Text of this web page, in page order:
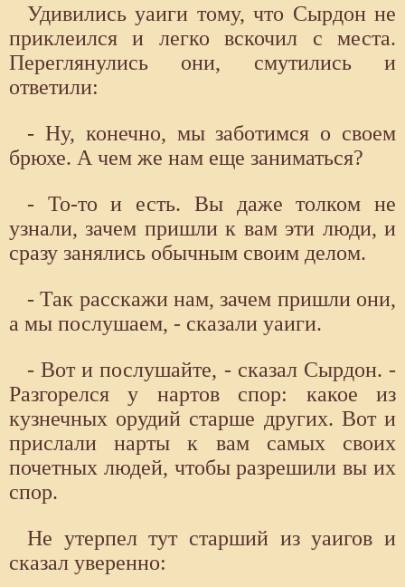
Удивились уаиги тому, что Сырдон не
приклеился и легко вскочил с места.
Переглянулись они, смутились и
ответили:
- Ну, конечно, мы заботимся о своем
брюхе. А чем же нам еще заниматься?
- То-то и есть. Вы даже толком не
узнали, зачем пришли к вам эти люди, и
сразу занялись обычным своим делом.
- Так расскажи нам, зачем пришли они,
а мы послушаем, - сказали уаиги.
- Вот и послушайте, - сказал Сырдон. -
Разгорелся у нартов спор: какое из
кузнечных орудий старше других. Вот и
прислали нарты к вам самых своих
почетных людей, чтобы разрешили вы их
спор.
Не утерпел тут старший из уаигов и
сказал уверенно: